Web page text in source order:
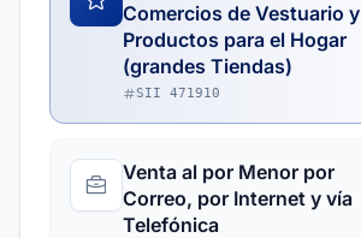
Comercios de Vestuario y
Productos para el Hogar
(grandes Tiendas)
SII 471910
Venta al por Menor por
Correo, por Internet y vía
Telefónica